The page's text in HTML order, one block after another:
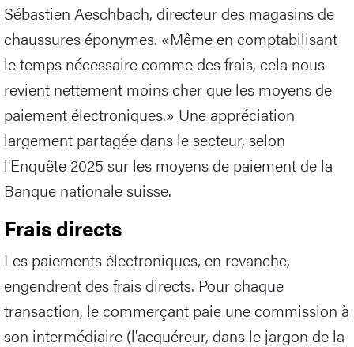
Sébastien Aeschbach, directeur des magasins de
chaussures éponymes. «Même en comptabilisant
le temps nécessaire comme des frais, cela nous
revient nettement moins cher que les moyens de
paiement électroniques.» Une appréciation
largement partagée dans le secteur, selon
l'Enquête 2025 sur les moyens de paiement de la
Banque nationale suisse.
Frais directs
Les paiements électroniques, en revanche,
engendrent des frais directs. Pour chaque
transaction, le commerçant paie une commission à
son intermédiaire (l'acquéreur, dans le jargon de la